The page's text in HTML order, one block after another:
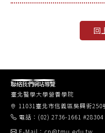
臺北醫學大學營養學院
11031臺北市信義區吳興街
電話：(02) 2736-1661 #28304
E-Mail：cn@tmu.edu.tw
聯絡我們網站導覽